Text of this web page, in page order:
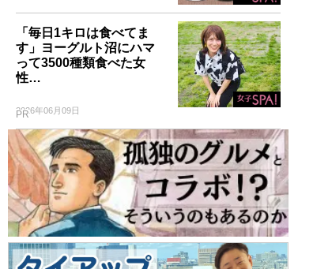
「毎日1キロは食べてま
す」ヨーグルト沼にハマ
って3500種類食べた女
性…
2026年06月09日
PR